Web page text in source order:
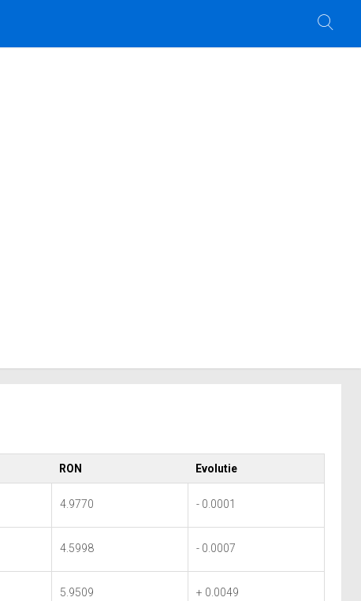
RON Evolutie
4.9770 - 0.0001
4.5998 - 0.0007
5.9509 + 0.0049